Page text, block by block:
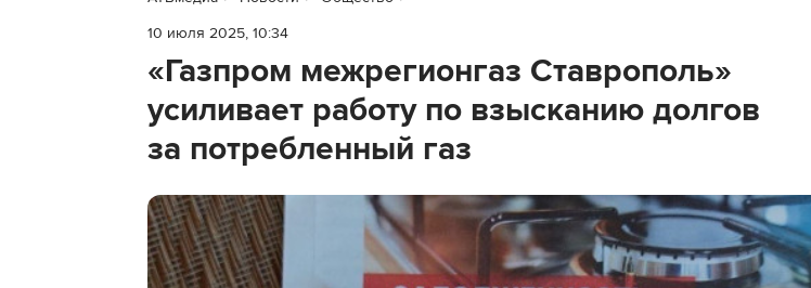
10 июля 2025, 10:34
«Газпром межрегионгаз Ставрополь»
усиливает работу по взысканию долгов
за потребленный газ